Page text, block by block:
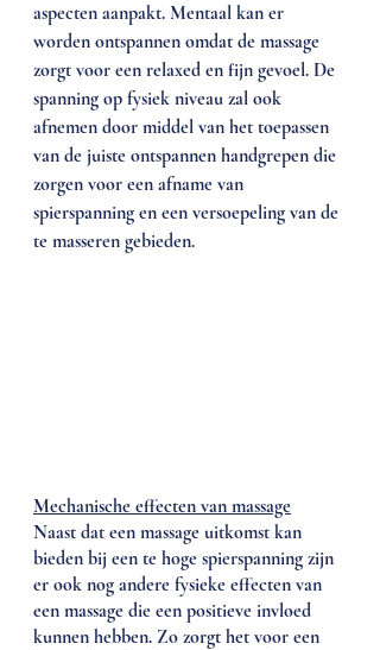
aspecten aanpakt. Mentaal kan er
worden ontspannen omdat de massage
zorgt voor een relaxed en fijn gevoel. De
spanning op fysiek niveau zal ook
afnemen door middel van het toepassen
van de juiste ontspannen handgrepen die
zorgen voor een afname van
spierspanning en een versoepeling van de
te masseren gebieden.
Mechanische effecten van massage
Naast dat een massage uitkomst kan
bieden bij een te hoge spierspanning zijn
er ook nog andere fysieke effecten van
een massage die een positieve invloed
kunnen hebben. Zo zorgt het voor een